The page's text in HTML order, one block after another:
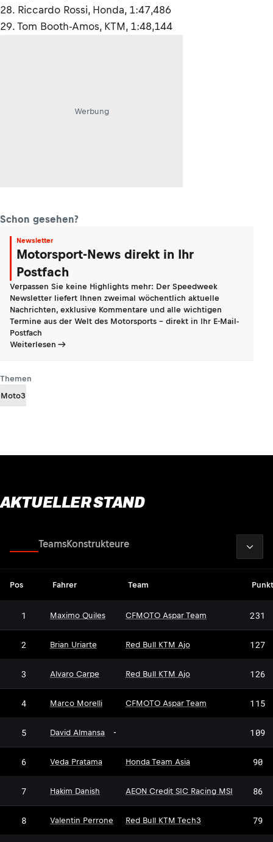
28. Riccardo Rossi, Honda, 1:47,486
29. Tom Booth-Amos, KTM, 1:48,144
Werbung
Schon gesehen?
Newsletter
Motorsport-News direkt in Ihr
Postfach
Verpassen Sie keine Highlights mehr: Der Speedweek
Newsletter liefert Ihnen zweimal wöchentlich aktuelle
Nachrichten, exklusive Kommentare und alle wichtigen
Termine aus der Welt des Motorsports - direkt in Ihr E-Mail-
Postfach
Weiterlesen
Themen
Moto3
AKTUELLER STAND
TeamsKonstrukteure
Pos Fahrer Team
1 Maximo Quiles CFMOTO Aspar Team 231
2 Brian Uriarte Red Bull KTM Ajo 127
3 Alvaro Carpe Red Bull KTM Ajo 126
4 Marco Morelli CFMOTO Aspar Team 115
5 David Almansa - 109
6 Veda Pratama Honda Team Asia 90
7 Hakim Danish AEON Credit SIC Racing MSI 86
8 Valentin Perrone Red Bull KTM Tech3 79